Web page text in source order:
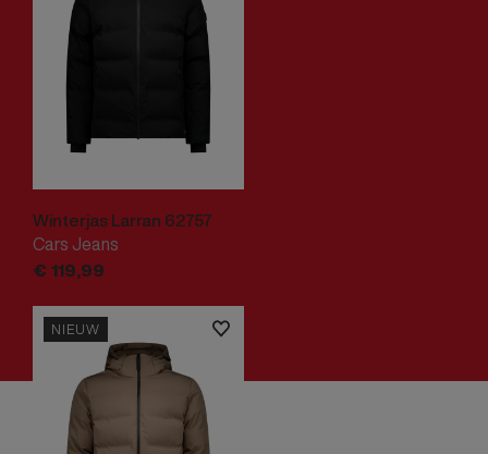
Winterjas Larran 62757
Cars Jeans
€ 119,99
NIEUW